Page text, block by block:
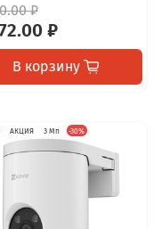
₽
₽
В корзину
АКЦИЯ 3 Мп -30%